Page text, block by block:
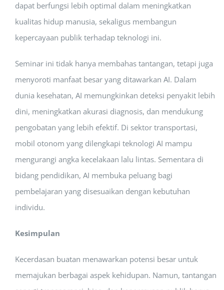
dapat berfungsi lebih optimal dalam meningkatkan
kualitas hidup manusia, sekaligus membangun
kepercayaan publik terhadap teknologi ini.
Seminar ini tidak hanya membahas tantangan, tetapi juga
menyoroti manfaat besar yang ditawarkan AI. Dalam
dunia kesehatan, AI memungkinkan deteksi penyakit lebih
dini, meningkatkan akurasi diagnosis, dan mendukung
pengobatan yang lebih efektif. Di sektor transportasi,
mobil otonom yang dilengkapi teknologi AI mampu
mengurangi angka kecelakaan lalu lintas. Sementara di
bidang pendidikan, AI membuka peluang bagi
pembelajaran yang disesuaikan dengan kebutuhan
individu.
Kesimpulan
Kecerdasan buatan menawarkan potensi besar untuk
memajukan berbagai aspek kehidupan. Namun, tantangan